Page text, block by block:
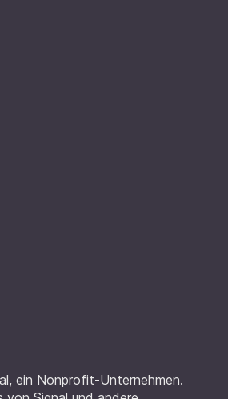
ein Nonprofit-Unternehmen.